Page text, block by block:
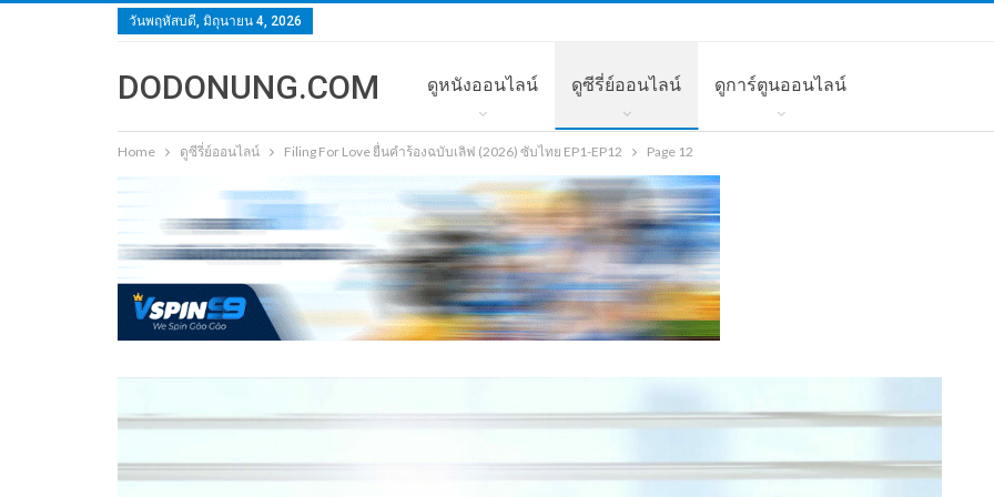
วันพฤหัสบดี, มิถุนายน 4, 2026
DODONUNG.COM ดูหนังออนไลน์ ดูซีรี่ย์ออนไลน์ ดูการ์ตูนออนไลน์
Home ดูซีรี่ย์ออนไลน์ Filing For Love ยื่นคำร้องฉบับเลิฟ (2026) ซับไทย EP1-EP12 Page 12